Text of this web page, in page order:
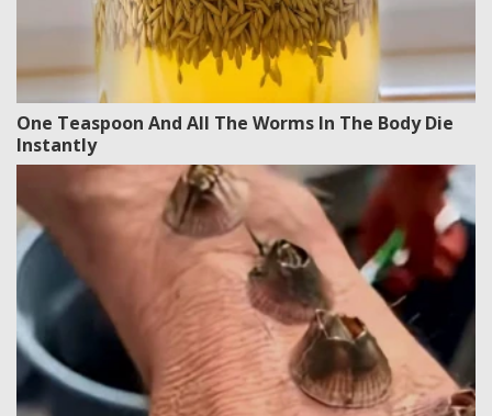
One Teaspoon And All The Worms In The Body Die
Instantly